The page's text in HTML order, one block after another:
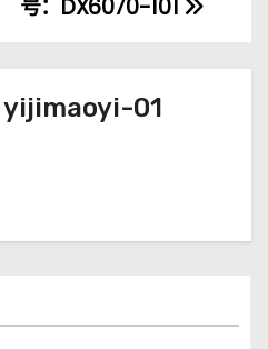
号：DX6070-101
yijimaoyi-01